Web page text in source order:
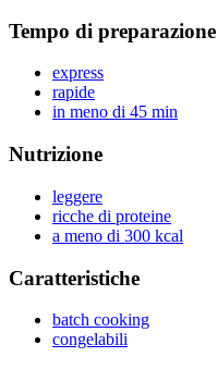
Tempo di preparazione
express
rapide
in meno di 45 min
Nutrizione
leggere
ricche di proteine
a meno di 300 kcal
Caratteristiche
batch cooking
congelabili